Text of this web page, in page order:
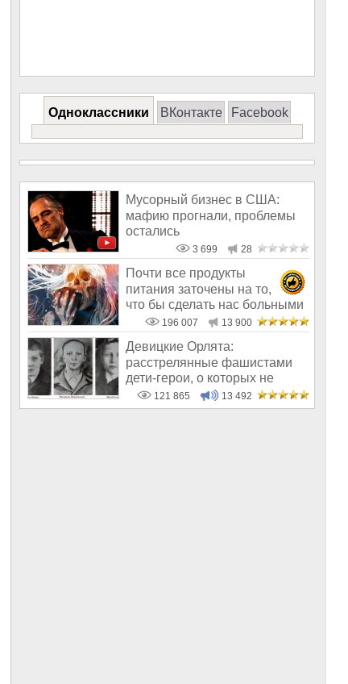
Одноклассники ВКонтакте Facebook
Мусорный бизнес в США:
мафию прогнали, проблемы
остались
3 699 28
Почти все продукты
питания заточены на то,
что бы сделать нас больными
и бесплодным
196 007 13 900
Девицкие Орлята:
расстрелянные фашистами
дети-герои, о которых не
рассказывают в шк
121 865 13 492